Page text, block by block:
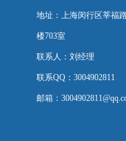
地址：上海闵行区莘福
楼703室
联系人：刘经理
联系QQ：3004902811
邮箱：